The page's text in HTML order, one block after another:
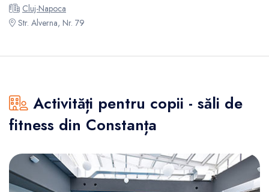
Cluj-Napoca
Str. Alverna, Nr. 79
Activități pentru copii - săli de
fitness din Constanța